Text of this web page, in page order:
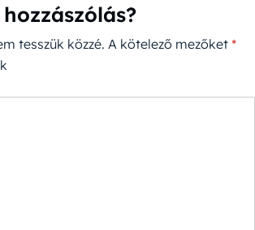
tesszük közzé. A kötelező mezőket *